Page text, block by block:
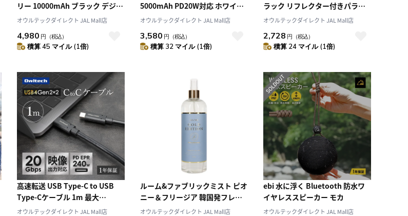
リー 10000mAh ブラック デジタ
ル表示搭載
オウルテックダイレクト JAL Mall店
4,980 円 （税込）
積算 45 マイル (1倍)
5000mAh PD20W対応 ホワイト
Type-Cケーブル付属
オウルテックダイレクト JAL Mall店
3,580 円 （税込）
積算 32 マイル (1倍)
ラック リフレクター付きパラコ
ードストラップ採用 IPX8準拠
オウルテックダイレクト JAL Mall店
2,728 円 （税込）
積算 24 マイル (1倍)
高速転送 USB Type-C to USB
Type-Cケーブル 1m 最大
20Gbps／PD240W充電（WEBシ
オウルテックダイレクト JAL Mall店
ルーム&ファブリックミスト ピオ
ニー＆フリージア 韓国発フレグ
ランスブランド「A'ROMA」
オウルテックダイレクト JAL Mall店
ebi 水に浮く Bluetooth 防水ワ
イヤレススピーカー モカ
オウルテックダイレクト JAL Mall店